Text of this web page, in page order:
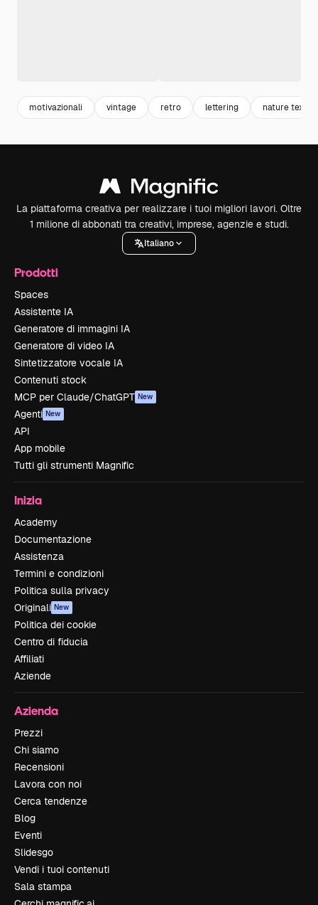
motivazionali vintage retro lettering nature
La piattaforma creativa per realizzare i tuoi migliori lavori. Oltre
1 milione di abbonati tra creativi, imprese, agenzie e studi.
Italiano
Prodotti
Spaces
Assistente IA
Generatore di immagini IA
Generatore di video IA
Sintetizzatore vocale IA
Contenuti stock
MCP per Claude/ChatGPT New
Agenti New
API
App mobile
Tutti gli strumenti Magnific
Inizia
Academy
Documentazione
Assistenza
Termini e condizioni
Politica sulla privacy
Originali New
Politica dei cookie
Centro di fiducia
Affiliati
Aziende
Azienda
Prezzi
Chi siamo
Recensioni
Lavora con noi
Cerca tendenze
Blog
Eventi
Slidesgo
Vendi i tuoi contenuti
Sala stampa